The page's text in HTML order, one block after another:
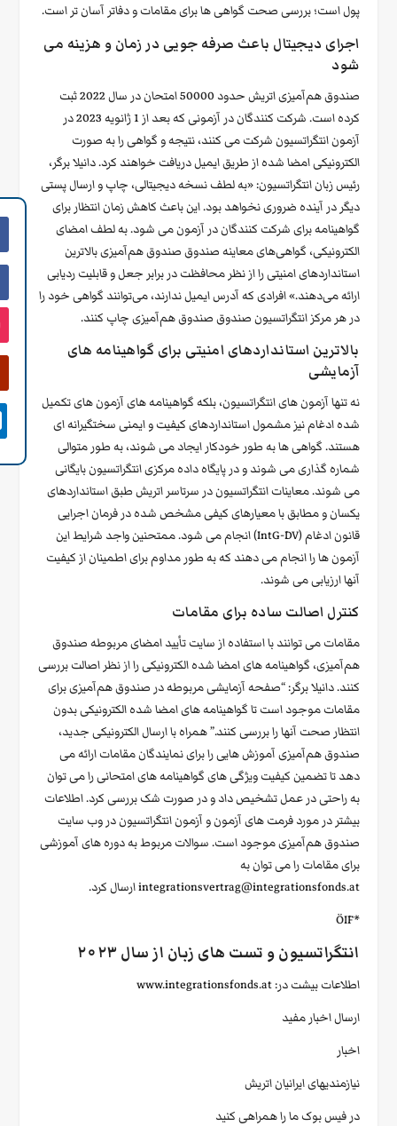
پول است؛ بررسی صحت گواهی ها برای مقامات و دفاتر آسان تر است.
اجرای دیجیتال باعث صرفه جویی در زمان و هزینه می
شود
صندوق هم‌آمیزی اتریش حدود 50000 امتحان در سال 2022 ثبت
کرده است. شرکت کنندگان در آزمونی که بعد از 1 ژانویه 2023 در
آزمون انتگراتسیون شرکت می کنند، نتیجه و گواهی را به صورت
الکترونیکی امضا شده از طریق ایمیل دریافت خواهند کرد. دانیلا برگر،
رئیس زبان انتگراتسیون: «به لطف نسخه دیجیتالی، چاپ و ارسال پستی
دیگر در آینده ضروری نخواهد بود. این باعث کاهش زمان انتظار برای
گواهینامه برای شرکت کنندگان در آزمون می شود. به لطف امضای
الکترونیکی، گواهی‌های معاینه صندوق صندوق هم‌آمیزی بالاترین
استانداردهای امنیتی را از نظر محافظت در برابر جعل و قابلیت ردیابی
ارائه می‌دهند.» افرادی که آدرس ایمیل ندارند، می‌توانند گواهی خود را
در هر مرکز انتگراتسیون صندوق صندوق هم‌آمیزی چاپ کنند.
بالاترین استانداردهای امنیتی برای گواهینامه های
آزمایشی
نه تنها آزمون های انتگراتسیون، بلکه گواهینامه های آزمون های تکمیل
شده ادغام نیز مشمول استانداردهای کیفیت و ایمنی سختگیرانه ای
هستند. گواهی ها به طور خودکار ایجاد می شوند، به طور متوالی
شماره گذاری می شوند و در پایگاه داده مرکزی انتگراتسیون بایگانی
می شوند. معاینات انتگراتسیون در سرتاسر اتریش طبق استانداردهای
یکسان و مطابق با معیارهای کیفی مشخص شده در فرمان اجرایی
قانون ادغام (IntG-DV) انجام می شود. ممتحنین واجد شرایط این
آزمون ها را انجام می دهند که به طور مداوم برای اطمینان از کیفیت
آنها ارزیابی می شوند.
کنترل اصالت ساده برای مقامات
مقامات می توانند با استفاده از سایتتأیید امضایمربوطه صندوق
هم‌آمیزی، گواهینامه های امضا شده الکترونیکی را از نظر اصالت بررسی
کنند. دانیلا برگر: “صفحه آزمایشی مربوطه در صندوق هم‌آمیزی برای
مقامات موجود است تا گواهینامه های امضا شده الکترونیکی بدون
انتظار صحت آنها را بررسی کنند.” همراه با ارسال الکترونیکی جدید،
صندوق هم‌آمیزی آموزش هایی را برای نمایندگان مقامات ارائه می
دهد تا تضمین کیفیت ویژگی های گواهینامه های امتحانی را می توان
به راحتی در عمل تشخیص داد و در صورت شک بررسی کرد. اطلاعات
بیشتر در مورد فرمت های آزمون و آزمون انتگراتسیون در وب سایت
صندوق هم‌آمیزی موجود است. سوالات مربوط به دوره های آموزشی
برای مقامات را می توان به
integrationsvertrag@integrationsfonds.atارسال کرد.
*ÖIF
انتگراتسیون و تست های زبان از سال ۲۰۲۳
اطلاعات بیشت در:www.integrationsfonds.at
ارسال اخبار مفید
اخبار
نیازمندیهای ایرانیان اتریش
در فیس بوک ما را همراهی کنید